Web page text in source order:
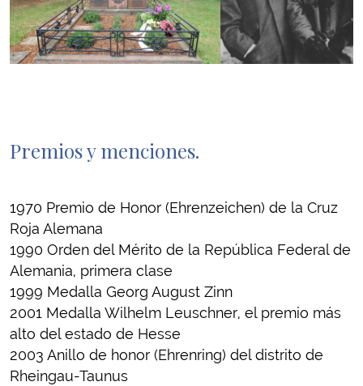
Premios y menciones.
1970 Premio de Honor (Ehrenzeichen) de la Cruz
Roja Alemana
1990 Orden del Mérito de la República Federal de
Alemania, primera clase
1999 Medalla Georg August Zinn
2001 Medalla Wilhelm Leuschner, el premio más
alto del estado de Hesse
2003 Anillo de honor (Ehrenring) del distrito de
Rheingau-Taunus